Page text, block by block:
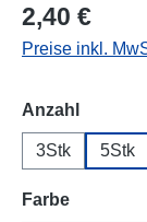
2,40 €
Preise inkl.
Anzahl
3Stk 5Stk
Farbe